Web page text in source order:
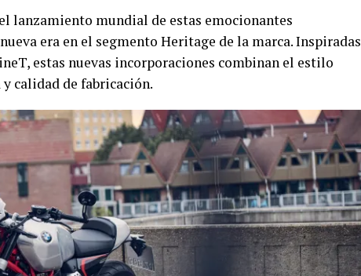
lanzamiento mundial de estas emocionantes
era en el segmento Heritage de la marca. Inspiradas
estas nuevas incorporaciones combinan el estilo
calidad de fabricación.